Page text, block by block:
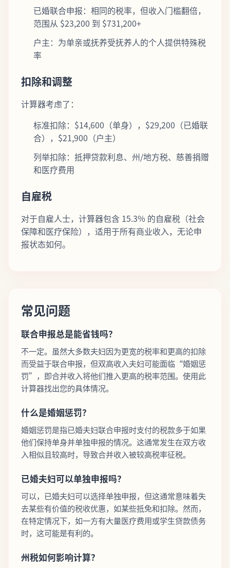
已婚联合申报：相同的税率，但收入门槛翻倍，
范围从 $23,200 到 $731,200+
户主：为单亲或抚养受抚养人的个人提供特殊税
率
扣除和调整
计算器考虑了：
标准扣除：$14,600（单身），$29,200（已婚联
合），$21,900（户主）
列举扣除：抵押贷款利息、州/地方税、慈善捐赠
和医疗费用
自雇税
对于自雇人士，计算器包含 15.3% 的自雇税（社会
保障和医疗保险），适用于所有商业收入，无论申
报状态如何。
常见问题
联合申报总是能省钱吗？
不一定。虽然大多数夫妇因为更宽的税率和更高的扣除
而受益于联合申报，但双高收入夫妇可能面临“婚姻惩
罚”，即合并收入将他们推入更高的税率范围。使用此
计算器找出您的具体情况。
什么是婚姻惩罚？
婚姻惩罚是指已婚夫妇联合申报时支付的税款多于如果
他们保持单身并单独申报的情况。这通常发生在双方收
入相似且较高时，导致合并收入被较高税率征税。
已婚夫妇可以单独申报吗？
可以，已婚夫妇可以选择单独申报，但这通常意味着失
去某些有价值的税收优惠，如某些抵免和扣除。然而，
在特定情况下，如一方有大量医疗费用或学生贷款债务
时，这可能是有利的。
州税如何影响计算？